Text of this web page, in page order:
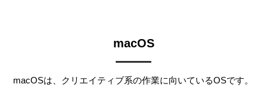
macOS
macOSは、クリエイティブ系の作業に向いているOSです。